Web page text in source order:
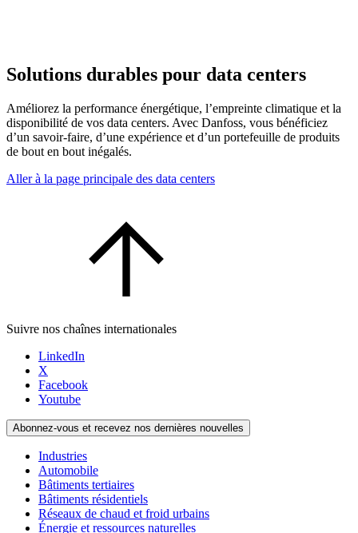
Solutions durables pour data centers
Améliorez la performance énergétique, l’empreinte climatique et la
disponibilité de vos data centers. Avec Danfoss, vous bénéficiez
d’un savoir-faire, d’une expérience et d’un portefeuille de produits
de bout en bout inégalés.
Aller à la page principale des data centers
Suivre nos chaînes internationales
LinkedIn
X
Facebook
Youtube
Abonnez-vous et recevez nos dernières nouvelles
Industries
Automobile
Bâtiments tertiaires
Bâtiments résidentiels
Réseaux de chaud et froid urbains
Énergie et ressources naturelles